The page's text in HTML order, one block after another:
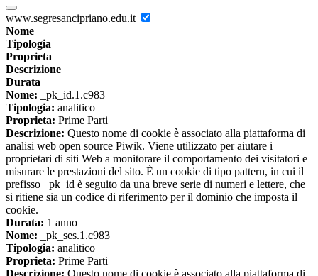
www.segresancipriano.edu.it
Nome
Tipologia
Proprieta
Descrizione
Durata
Nome: _pk_id.1.c983
Tipologia: analitico
Proprieta: Prime Parti
Descrizione: Questo nome di cookie è associato alla piattaforma di
analisi web open source Piwik. Viene utilizzato per aiutare i
proprietari di siti Web a monitorare il comportamento dei visitatori e
misurare le prestazioni del sito. È un cookie di tipo pattern, in cui il
prefisso _pk_id è seguito da una breve serie di numeri e lettere, che
si ritiene sia un codice di riferimento per il dominio che imposta il
cookie.
Durata: 1 anno
Nome: _pk_ses.1.c983
Tipologia: analitico
Proprieta: Prime Parti
Descrizione: Questo nome di cookie è associato alla piattaforma di